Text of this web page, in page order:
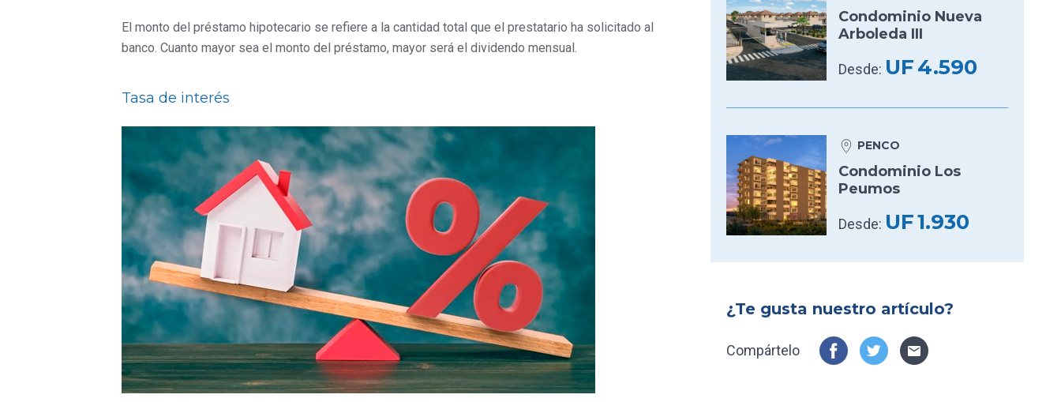
El monto del préstamo hipotecario se refiere a la cantidad total que el prestatario ha solicitado al
banco. Cuanto mayor sea el monto del préstamo, mayor será el dividendo mensual.
Tasa de interés
Condominio Nueva
Arboleda III
Desde: UF4.590
PENCO
Condominio Los
Peumos
Desde: UF1.930
¿Te gusta nuestro artículo?
Compártelo